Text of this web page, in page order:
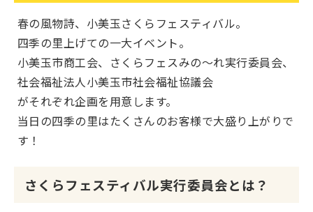
春の風物詩、小美玉さくらフェスティバル。
四季の里上げての一大イベント。
小美玉市商工会、さくらフェスみの～れ実行委員会、
社会福祉法人小美玉市社会福祉協議会
がそれぞれ企画を用意します。
当日の四季の里はたくさんのお客様で大盛り上がりで
す！
さくらフェスティバル実行委員会とは？